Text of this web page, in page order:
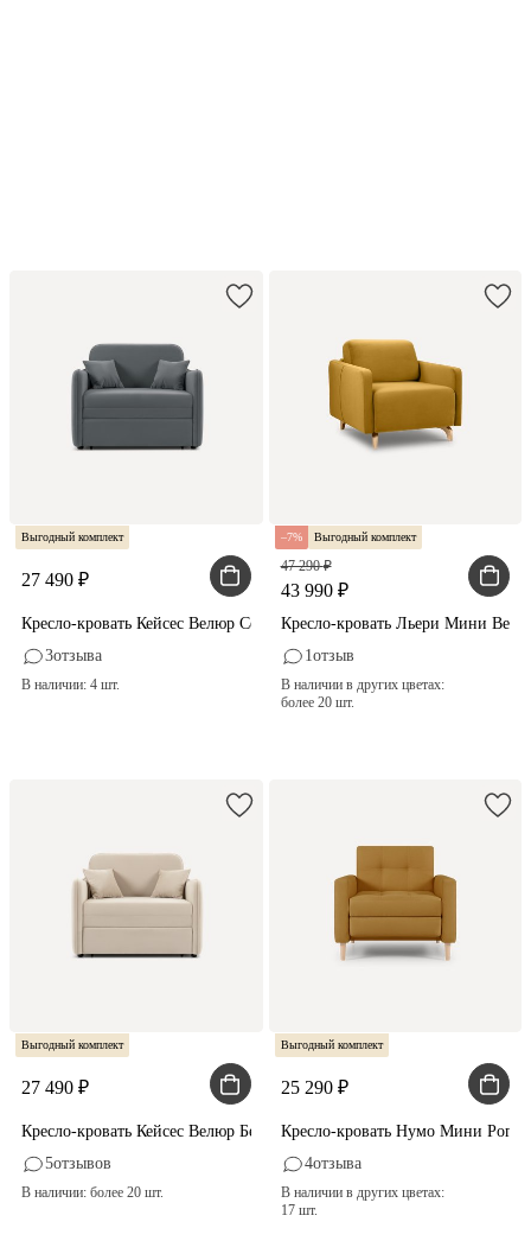
Выгодный комплект
27 490
Кресло-кровать Кейсес Велюр Серый
3отзыва
В наличии: 4 шт.
7 Выгодный комплект
43 990
47 290
Кресло-кровать Льери Мини
1отзыв
В наличии в других цветах:
более 20 шт.
Выгодный комплект
27 490
Кресло-кровать Кейсес Велюр Бежевый
5отзывов
В наличии: более 20 шт.
Выгодный комплект
25 290
Кресло-кровать Нумо Мини
4отзыва
В наличии в других цветах:
17 шт.